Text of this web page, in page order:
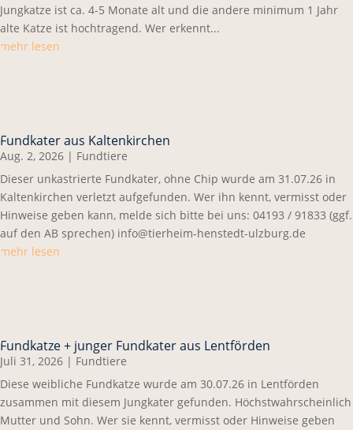
Jungkatze ist ca. 4-5 Monate alt und die andere minimum 1 Jahr
alte Katze ist hochtragend. Wer erkennt...
mehr lesen
Fundkater aus Kaltenkirchen
Aug. 2, 2026 | Fundtiere
Dieser unkastrierte Fundkater, ohne Chip wurde am 31.07.26 in
Kaltenkirchen verletzt aufgefunden. Wer ihn kennt, vermisst oder
Hinweise geben kann, melde sich bitte bei uns: 04193 / 91833 (ggf.
auf den AB sprechen) info@tierheim-henstedt-ulzburg.de
mehr lesen
Fundkatze + junger Fundkater aus Lentförden
Juli 31, 2026 | Fundtiere
Diese weibliche Fundkatze wurde am 30.07.26 in Lentförden
zusammen mit diesem Jungkater gefunden. Höchstwahrscheinlich
Mutter und Sohn. Wer sie kennt, vermisst oder Hinweise geben